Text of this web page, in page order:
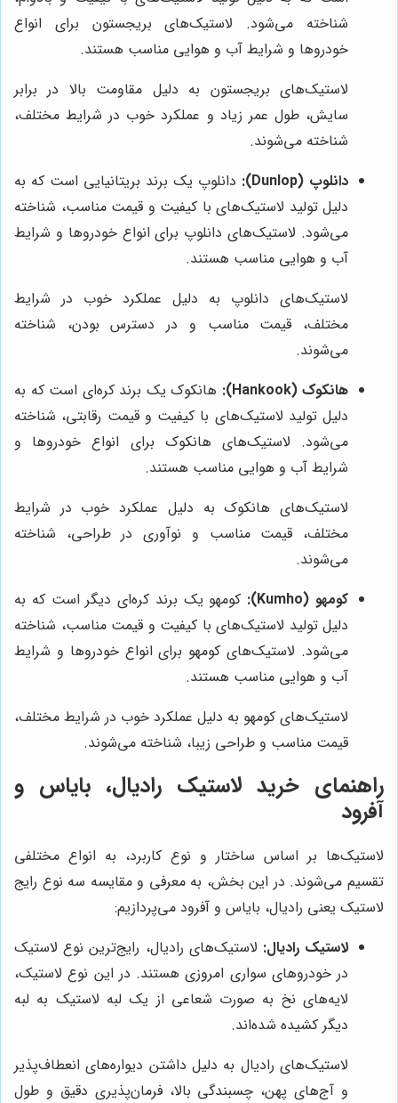
شناخته می‌شود. لاستیک‌های بریجستون برای انواع
خودروها و شرایط آب و هوایی مناسب هستند.
لاستیک‌های بریجستون به دلیل مقاومت بالا در برابر
سایش، طول عمر زیاد و عملکرد خوب در شرایط مختلف،
شناخته می‌شوند.
دانلوپ (Dunlop):
دانلوپ یک برند بریتانیایی است که به
دلیل تولید لاستیک‌های با کیفیت و قیمت مناسب، شناخته
می‌شود. لاستیک‌های دانلوپ برای انواع خودروها و شرایط
آب و هوایی مناسب هستند.
لاستیک‌های دانلوپ به دلیل عملکرد خوب در شرایط
مختلف، قیمت مناسب و در دسترس بودن، شناخته
می‌شوند.
هانکوک (Hankook):
هانکوک یک برند کره‌ای است که به
دلیل تولید لاستیک‌های با کیفیت و قیمت رقابتی، شناخته
می‌شود. لاستیک‌های هانکوک برای انواع خودروها و
شرایط آب و هوایی مناسب هستند.
لاستیک‌های هانکوک به دلیل عملکرد خوب در شرایط
مختلف، قیمت مناسب و نوآوری در طراحی، شناخته
می‌شوند.
کومهو (Kumho):
کومهو یک برند کره‌ای دیگر است که به
دلیل تولید لاستیک‌های با کیفیت و قیمت مناسب، شناخته
می‌شود. لاستیک‌های کومهو برای انواع خودروها و شرایط
آب و هوایی مناسب هستند.
لاستیک‌های کومهو به دلیل عملکرد خوب در شرایط مختلف،
قیمت مناسب و طراحی زیبا، شناخته می‌شوند.
راهنمای خرید لاستیک رادیال، بایاس و
آفرود
لاستیک‌ها بر اساس ساختار و نوع کاربرد، به انواع مختلفی
تقسیم می‌شوند. در این بخش، به معرفی و مقایسه سه نوع رایج
لاستیک یعنی رادیال، بایاس و آفرود می‌پردازیم:
لاستیک رادیال: لاستیک‌های رادیال، رایج‌ترین نوع لاستیک
در خودروهای سواری امروزی هستند. در این نوع لاستیک،
لایه‌های نخ به صورت شعاعی از یک لبه لاستیک به لبه
دیگر کشیده شده‌اند.
لاستیک‌های رادیال به دلیل داشتن دیواره‌های انعطاف‌پذیر
و آج‌های پهن، چسبندگی بالا، فرمان‌پذیری دقیق و طول